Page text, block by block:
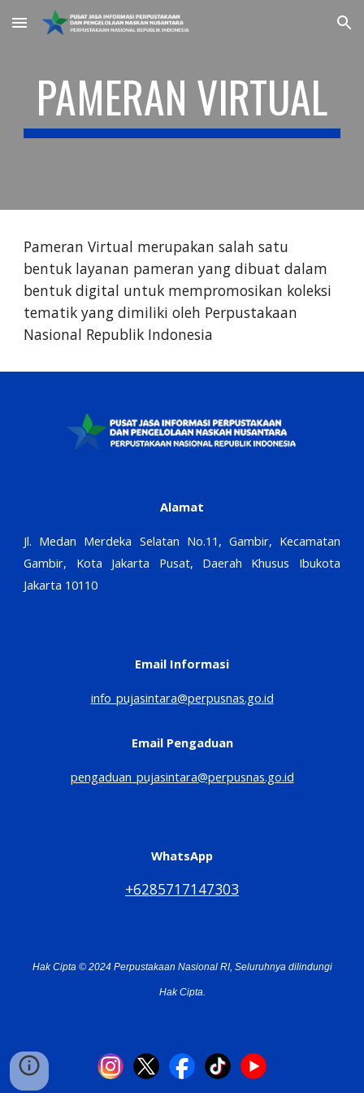
Skip to main content Skip to navigation
PAMERAN VIRTUAL
Pameran Virtual merupakan salah satu
bentuk layanan pameran yang dibuat dalam
bentuk digital untuk mempromosikan koleksi
tematik yang dimiliki oleh Perpustakaan
Nasional Republik Indonesia
Alamat
Jl. Medan Merdeka Selatan No.11, Gambir, Kecamatan
Gambir, Kota Jakarta Pusat, Daerah Khusus Ibukota
Jakarta 10110
Email Informasi
info_pujasintara@perpusnas.go.id
Email Pengaduan
pengaduan_pujasintara@perpusnas.go.id
WhatsApp
+6285717147303
Hak Cipta © 2024 Perpustakaan Nasional RI, Seluruhnya dilindungi
Hak Cipta.